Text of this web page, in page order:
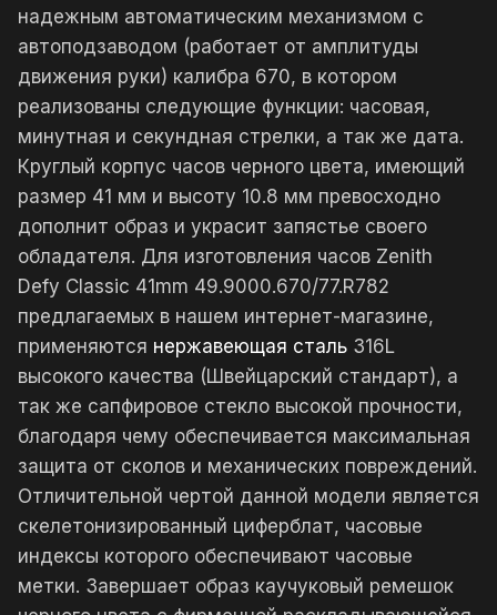
надежным автоматическим механизмом с
автоподзаводом (работает от амплитуды
движения руки) калибра 670, в котором
реализованы следующие функции: часовая,
минутная и секундная стрелки, а так же дата.
Круглый корпус часов черного цвета, имеющий
размер 41 мм и высоту 10.8 мм превосходно
дополнит образ и украсит запястье своего
обладателя. Для изготовления часов Zenith
Defy Classic 41mm 49.9000.670/77.R782
предлагаемых в нашем интернет-магазине,
применяются нержавеющая сталь 316L
высокого качества (Швейцарский стандарт), а
так же сапфировое стекло высокой прочности,
благодаря чему обеспечивается максимальная
защита от сколов и механических повреждений.
Отличительной чертой данной модели является
скелетонизированный циферблат, часовые
индексы которого обеспечивают часовые
метки. Завершает образ каучуковый ремешок